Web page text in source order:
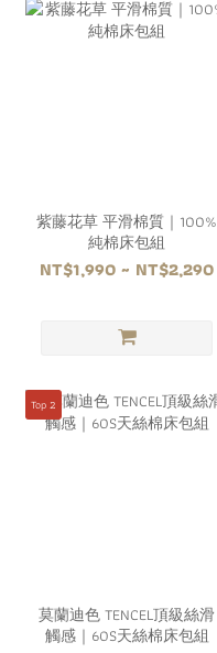
紫藤花草 平滑棉質｜100%
純棉床包組
NT$1,990 ~ NT$2,290
Top 2
莫蘭迪色 TENCEL頂級絲滑
觸感｜60S天絲棉床包組